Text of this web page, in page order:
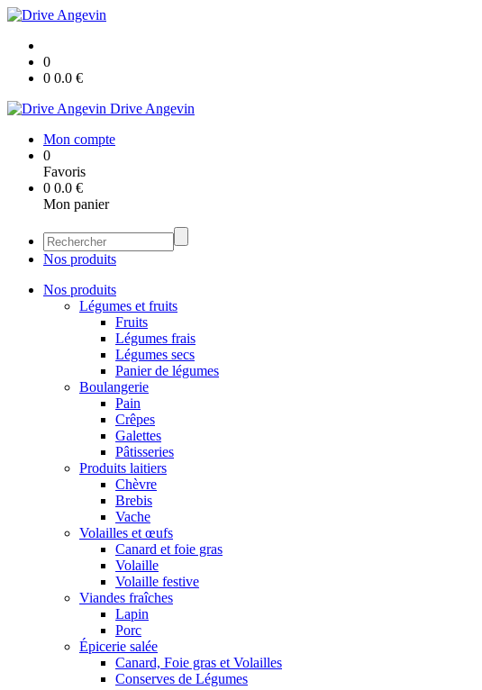
0
0 0.0 €
Drive Angevin
Mon compte
0
Favoris
0 0.0 €
Mon panier
Nos produits
Nos produits
Légumes et fruits
Fruits
Légumes frais
Légumes secs
Panier de légumes
Boulangerie
Pain
Crêpes
Galettes
Pâtisseries
Produits laitiers
Chèvre
Brebis
Vache
Volailles et œufs
Canard et foie gras
Volaille
Volaille festive
Viandes fraîches
Lapin
Porc
Épicerie salée
Canard, Foie gras et Volailles
Conserves de Légumes